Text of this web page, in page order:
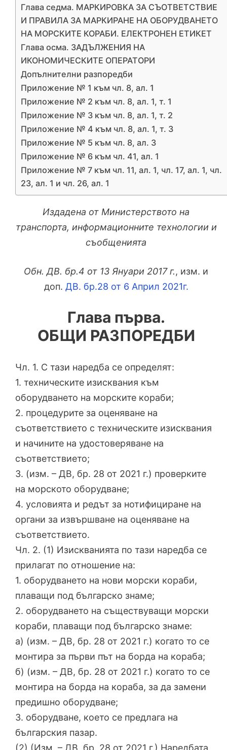
Глава седма. МАРКИРОВКА ЗА СЪОТВЕТСТВИЕ
И ПРАВИЛА ЗА МАРКИРАНЕ НА ОБОРУДВАНЕТО
НА МОРСКИТЕ КОРАБИ. ЕЛЕКТРОНЕН ЕТИКЕТ
Глава осма. ЗАДЪЛЖЕНИЯ НА
ИКОНОМИЧЕСКИТЕ ОПЕРАТОРИ
Допълнителни разпоредби
Приложение № 1 към чл. 8, ал. 1
Приложение № 2 към чл. 8, ал. 1, т. 1
Приложение № 3 към чл. 8, ал. 1, т. 2
Приложение № 4 към чл. 8, ал. 1, т. 3
Приложение № 5 към чл. 8, ал. 3
Приложение № 6 към чл. 41, ал. 1
Приложение № 7 към чл. 11, ал. 1, чл. 17, ал. 1, чл.
23, ал. 1 и чл. 26, ал. 1
Издадена от Министерството на
транспорта, информационните технологии и
съобщенията
Обн. ДВ. бр.4 от 13 Януари 2017 г., изм. и
доп. ДВ. бр.28 от 6 Април 2021г.
Глава първа.
ОБЩИ РАЗПОРЕДБИ
Чл. 1. С тази наредба се определят:
1. техническите изисквания към
оборудването на морските кораби;
2. процедурите за оценяване на
съответствието с техническите изисквания
и начините на удостоверяване на
съответствието;
3. (изм. – ДВ, бр. 28 от 2021 г.) проверките
на морското оборудване;
4. условията и редът за нотифициране на
органи за извършване на оценяване на
съответствието.
Чл. 2. (1) Изискванията по тази наредба се
прилагат по отношение на:
1. оборудването на нови морски кораби,
плаващи под българско знаме;
2. оборудването на съществуващи морски
кораби, плаващи под българско знаме:
а) (изм. – ДВ, бр. 28 от 2021 г.) когато то се
монтира за първи път на борда на кораба;
б) (изм. – ДВ, бр. 28 от 2021 г.) когато то се
монтира на борда на кораба, за да замени
предишно оборудване;
3. оборудване, което се предлага на
българския пазар.
(2) (Изм. – ДВ, бр. 28 от 2021 г.) Наредбата